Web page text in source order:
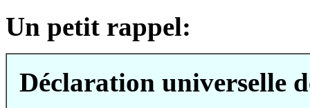
Un petit rappel:
Déclaration universelle